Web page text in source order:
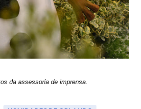
da assessoria de imprensa.